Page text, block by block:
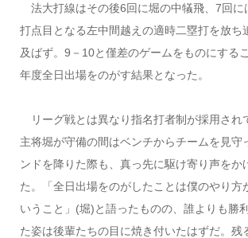
法大打線はその後6回に堀の中犠飛、7回に
打点目となる左中間越えの適時二塁打を放ち
及ばず。9－10と僅差のゲームをものにする
年度全日出場をのがす結果となった。
リーグ戦とは異なり指名打者制が採用され
主将堀が守備の間はベンチからチームを見守
ンドを降りた際も、真っ先に駆け寄り声をか
た。「全日出場をのがしたことは僕のやり方
いうこと」(堀)と語ったものの、誰よりも勝
た姿は後輩たちの目に焼き付いたはずだ。残